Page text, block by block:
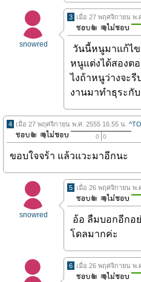
snowred
3 เมื่อ 27 พฤศจิกายน พ.
วันนี้หนูมาแก้ไข
หนูแต่งได้สองต
ไงถ้าหนูว่างจะ
งานมาทำธุระกับ
4 เมื่อ 27 พฤศจิกายน พ.ศ. 2555 16.55 น.
0 0
ขอบใจจร้า แล้วแวะมาอีกนะ
snowred
5 เมื่อ 26 พฤศจิกายน พ.
อ้อ ลืมบอกอีกอ
โดลมากค่ะ
6 เมื่อ 26 พฤศจิกายน พ.